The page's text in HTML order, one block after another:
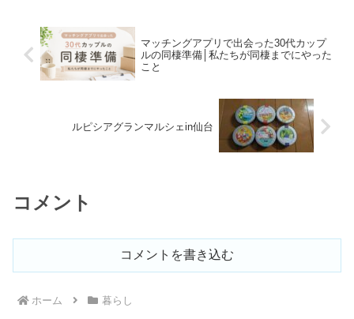
マッチングアプリで出会った30代カップ
ルの同棲準備│私たちが同棲までにやった
こと
ルピシアグランマルシェin仙台
コメント
コメントを書き込む
ホーム 暮らし